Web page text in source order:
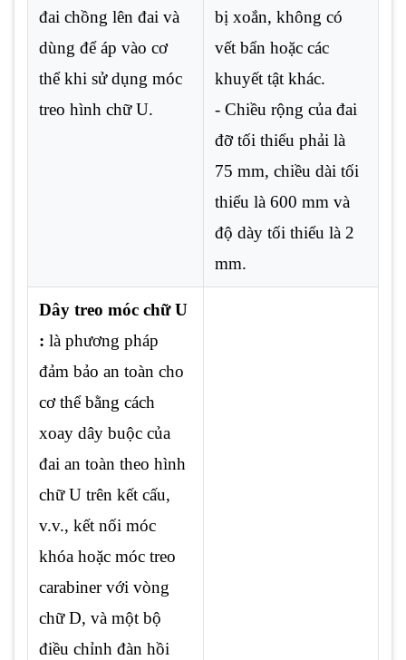
đai chồng lên đai và
dùng để áp vào cơ
thể khi sử dụng móc
treo hình chữ U.
bị xoắn, không có
vết bẩn hoặc các
khuyết tật khác.
- Chiều rộng của đai
đỡ ​​tối thiểu phải là
75 mm, chiều dài tối
thiểu là 600 mm và
độ dày tối thiểu là 2
mm.
Dây treo móc chữ U
: là phương pháp
đảm bảo an toàn cho
cơ thể bằng cách
xoay dây buộc của
đai an toàn theo hình
chữ U trên kết cấu,
v.v., kết nối móc
khóa hoặc móc treo
carabiner với vòng
chữ D, và một bộ
điều chỉnh đàn hồi